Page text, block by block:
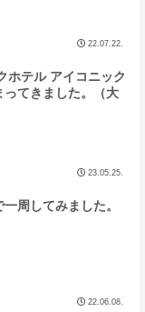
22.07.22.
ホテル アイコニック
ってきました。（大
23.05.25.
周してみました。
22.06.08.